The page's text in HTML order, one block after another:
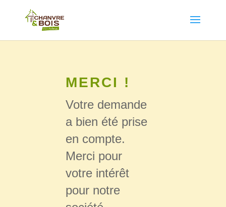
MERCI !
Votre demande
a bien été prise
en compte.
Merci pour
votre intérêt
pour notre